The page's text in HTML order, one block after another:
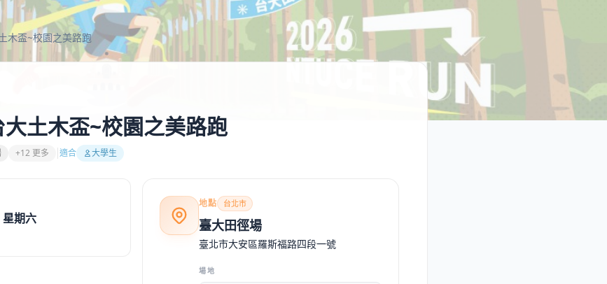
木盃~校園之美路跑
土木盃~校園之美路跑
+12 更多 適合 大學生
期六
地點 台北市
臺大田徑場
臺北市大安區羅斯福路四段一號
場地